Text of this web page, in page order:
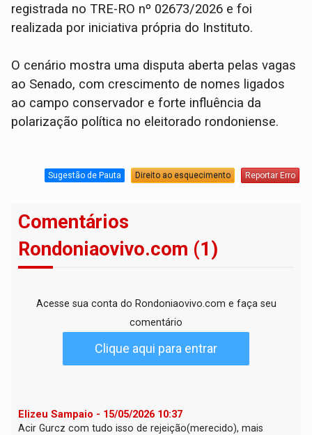
registrada no TRE-RO nº 02673/2026 e foi
realizada por iniciativa própria do Instituto.
O cenário mostra uma disputa aberta pelas vagas
ao Senado, com crescimento de nomes ligados
ao campo conservador e forte influência da
polarização política no eleitorado rondoniense.
Sugestão de Pauta Direito ao esquecimento Reportar Erro
Comentários
Rondoniaovivo.com (1)
Acesse sua conta do Rondoniaovivo.com e faça seu
comentário
Clique aqui para entrar
Elizeu Sampaio - 15/05/2026 10:37
Acir Gurcz com tudo isso de rejeição(merecido), mais